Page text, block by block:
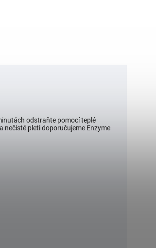
odstraňte pomocí teplé
nečisté pleti doporučujeme Enzyme